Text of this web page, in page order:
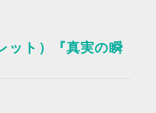
ット）『真実の瞬